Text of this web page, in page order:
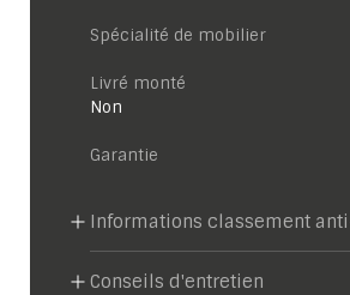
Spécialité de mobilier
Livré monté
Non
garantie
Informations classement
Conseils d'entretien